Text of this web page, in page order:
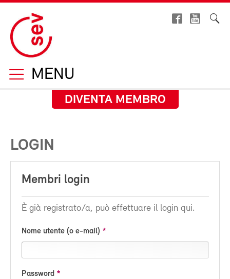
MENU
DIVENTA MEMBRO
LOGIN
Membri login
È già registrato/a, può effettuare il login qui.
Nome utente (o e-mail)
Password